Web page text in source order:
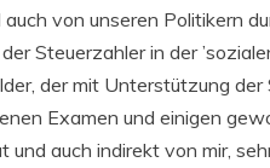
von unseren Politikern
Steuerzahler in der
der mit Unterstützung
Examen und einigen
auch indirekt von mir,